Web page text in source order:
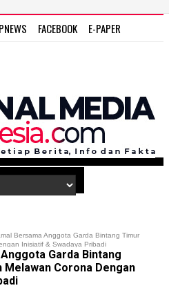
FACEBOOK
E-PAPER
Bersama Anggota Garda Bintang Timur
Inisiatif & Swadaya Pribadi
Garda Bintang
Melawan Corona Dengan